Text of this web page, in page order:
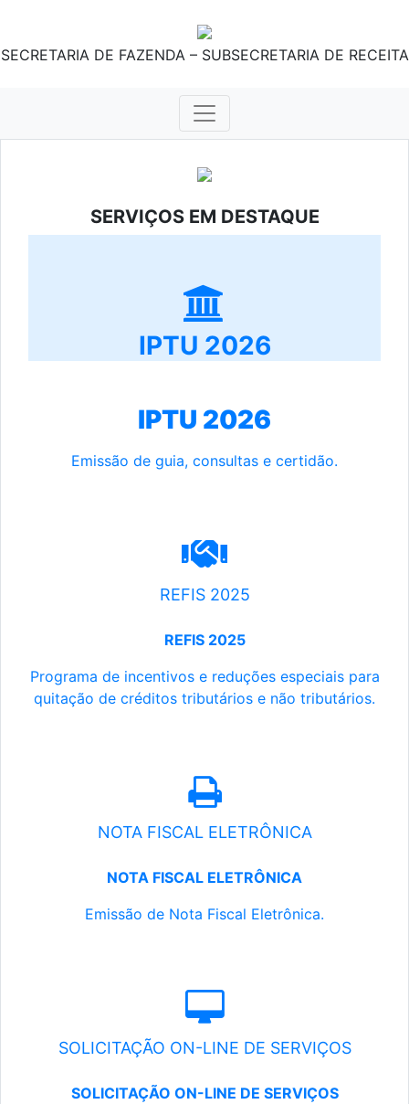
SECRETARIA DE FAZENDA – SUBSECRETARIA DE RECEITA
SERVIÇOS EM DESTAQUE
IPTU 2026
IPTU 2026
Emissão de guia, consultas e certidão.
REFIS 2025
REFIS 2025
Programa de incentivos e reduções especiais para
quitação de créditos tributários e não tributários.
NOTA FISCAL ELETRÔNICA
NOTA FISCAL ELETRÔNICA
Emissão de Nota Fiscal Eletrônica.
SOLICITAÇÃO ON-LINE DE SERVIÇOS
SOLICITAÇÃO ON-LINE DE SERVIÇOS